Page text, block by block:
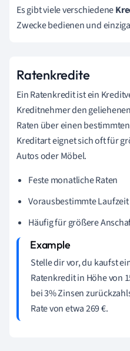
Es gibt viele verschiedene
Zwecke bedienen und
Ratenkredite
Ein Ratenkredit ist ein
Kreditnehmer den
Raten über einen
Kreditart eignet sich oft für
Autos oder Möbel.
Feste monatliche Raten
Vorausbestimmte Laufzeit
Häufig für größere
Stelle dir vor, du kaufst
Ratenkredit in Höhe von
bei 3% Zinsen
Rate von etwa 269 €.